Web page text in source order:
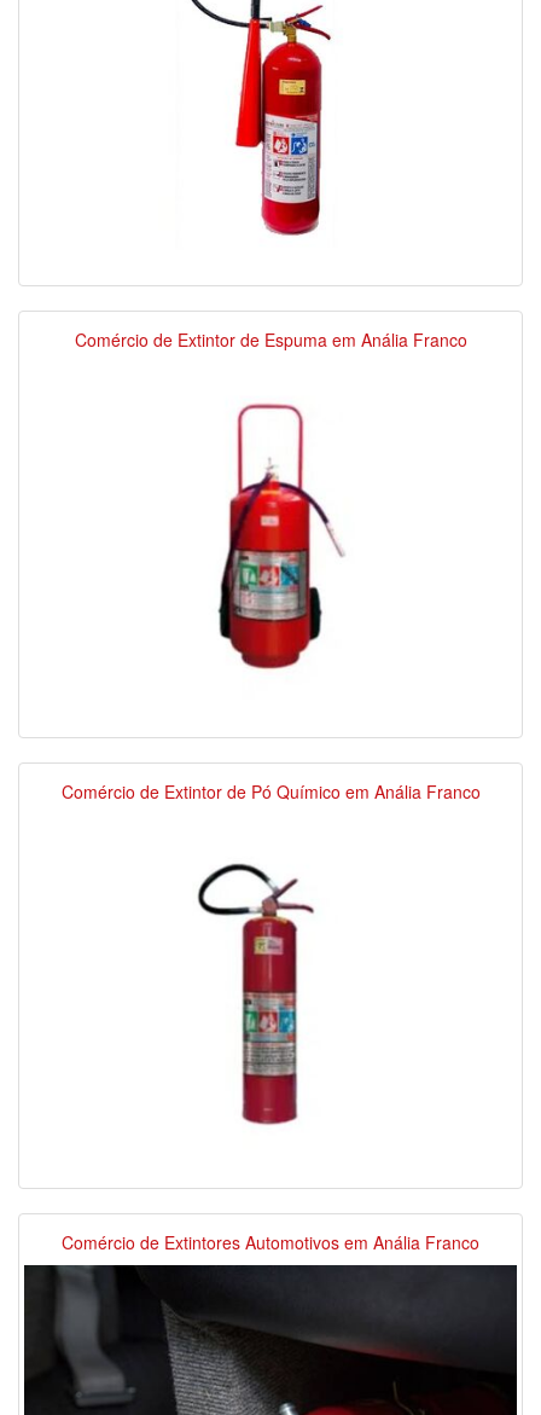
Comércio de Extintor de Espuma em Anália Franco
Comércio de Extintor de Pó Químico em Anália Franco
Comércio de Extintores Automotivos em Anália Franco